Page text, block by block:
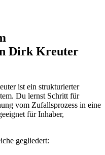
Dirk Kreuter
ist ein strukturierter
Du lernst Schritt für
vom Zufallsprozess in eine
für Inhaber,
gegliedert: